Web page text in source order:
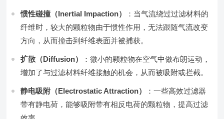
惯性碰撞（Inertial Impaction）
：当气流绕过过滤材料的
纤维时，较大的颗粒物由于惯性作用，无法跟随气流改变
方向，从而撞击到纤维表面并被捕获。
扩散（Diffusion）
：微小的颗粒物在空气中做布朗运动，
增加了与过滤材料纤维接触的机会，从而被吸附或拦截。
静电吸附（Electrostatic Attraction）
：一些高效过滤器
带有静电荷，能够吸附带有相反电荷的颗粒物，提高过滤